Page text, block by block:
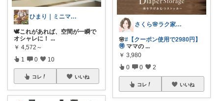
ひまり｜ミニマルな育児と時短グッズ
🕊️これがあれば、空間が一瞬で
オシャレに！ ...
￥ 4,572～
1 0 10
コレ いいね
さくら🌸ラク家事&便利な生活雑貨🏠️
🌸#【クーポン使用で2980円】
🉐 ママの ...
￥ 3,980
0 0 2
コレ いいね